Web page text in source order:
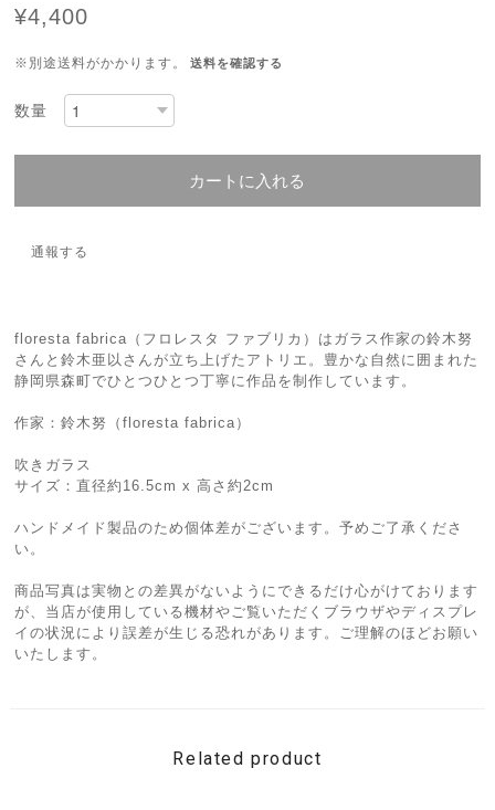
¥4,400
※別途送料がかかります。 送料を確認する
数量
カートに入れる
通報する
floresta fabrica（フロレスタ ファブリカ）はガラス作家の鈴木努
さんと鈴木亜以さんが立ち上げたアトリエ。豊かな自然に囲まれた
静岡県森町でひとつひとつ丁寧に作品を制作しています。
作家：鈴木努（floresta fabrica）
吹きガラス
サイズ：直径約16.5cm x 高さ約2cm
ハンドメイド製品のため個体差がございます。予めご了承くださ
い。
商品写真は実物との差異がないようにできるだけ心がけております
が、当店が使用している機材やご覧いただくブラウザやディスプレ
イの状況により誤差が生じる恐れがあります。ご理解のほどお願い
いたします。
Related product